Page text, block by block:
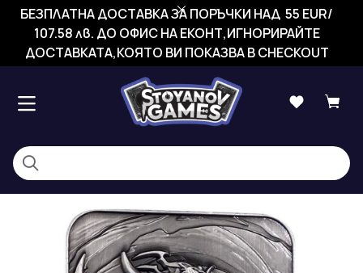
БЕЗПЛАТНА ДОСТАВКА ЗА ПОРЪЧКИ НАД 55 EUR/
107.58 лв. ДО ОФИС НА ЕКОНТ,ИГНОРИРАЙТЕ
ДОСТАВКАТА,КОЯТО ВИ ПОКАЗВА В CHECKOUT